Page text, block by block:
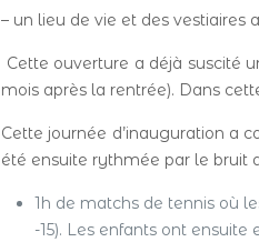
– un lieu de vie et des vestiaires
Cette ouverture a déjà suscité
mois après la rentrée). Dans
Cette journée d’inauguration a
été ensuite rythmée par le bruit
1h de matchs de tennis où
-15). Les enfants ont